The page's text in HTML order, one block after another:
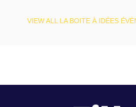
VIEW ALL LA BOITE À IDÉES